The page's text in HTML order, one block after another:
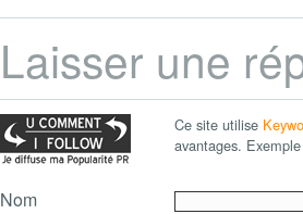
Laisser une
Ce site utilise
avantages.
Nom